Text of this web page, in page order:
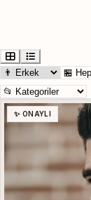
✨ ONAYLI